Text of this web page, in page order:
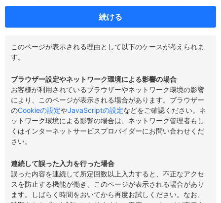
続ける
このページが表示される理由として以下のケースが考えられま
す。
ブラウザー設定やネットワーク環境による影響の場合
お客様が利用されているブラウザーやネットワーク環境の影響
により、このページが表示される場合があります。ブラウザー
のCookieの設定やJavaScriptの設定などをご確認ください。ネ
ットワーク環境による影響の場合は、ネットワーク管理者もし
くはインターネットサービスプロバイダーにお問い合わせくだ
さい。
連続して誤った入力を行った場合
誤った内容を連続して所定回数以上入力すると、不正なアクセ
スを防止する機能が働き、このページが表示される場合があり
ます。しばらく時間をおいてから再度お試しください。なお、